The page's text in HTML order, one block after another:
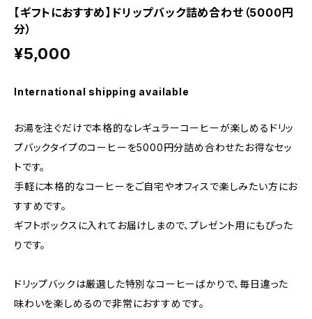
【ギフトにおすすめ】ドリップバック詰め合わせ（5000円
分）
¥5,000
International shipping available
お湯を注ぐだけで本格的なレギュラーコーヒーが楽しめるドリッ
プバックタイプのコーヒーを5000円分詰め合わせたお得なセッ
トです。
手軽に本格的なコーヒーをご自宅やオフィスで楽しみたい方にお
すすめです。
ギフトボックスに入れてお届けしまので、プレゼント用にもぴった
りです。
ドリップバックは厳選した特別なコーヒーばかりで、毎日違った
味わいを楽しめるので非常におすすめです。